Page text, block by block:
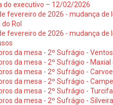
do executivo – 12/02/2026
fevereiro de 2026 - mudança de
Rol
fevereiro de 2026 - mudança de
da mesa - 2º Sufrágio -
da mesa - 2º Sufrágio -
da mesa - 2º Sufrágio -
da mesa - 2º Sufrágio -
da mesa - 2º Sufrágio - Turcifal
da mesa - 2º Sufrágio - Silveira